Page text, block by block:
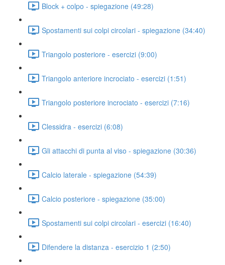
Block + colpo - spiegazione (49:28)
Spostamenti sui colpi circolari - spiegazione (34:40)
Triangolo posteriore - esercizi (9:00)
Triangolo anteriore incrociato - esercizi (1:51)
Triangolo posteriore incrociato - esercizi (7:16)
Clessidra - esercizi (6:08)
Gli attacchi di punta al viso - spiegazione (30:36)
Calcio laterale - spiegazione (54:39)
Calcio posteriore - spiegazione (35:00)
Spostamenti sui colpi circolari - esercizi (16:40)
Difendere la distanza - esercizio 1 (2:50)